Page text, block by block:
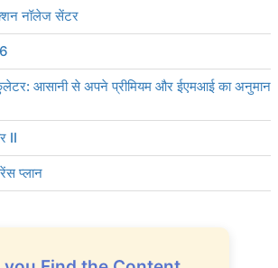
नॉलेज सेंटर
आसानी से अपने प्रीमियम और ईएमआई का अनुमान
II
प्लान